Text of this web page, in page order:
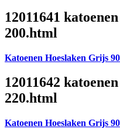
12011641
200.html
Katoenen Hoeslaken Grijs
12011642
220.html
Katoenen Hoeslaken Grijs